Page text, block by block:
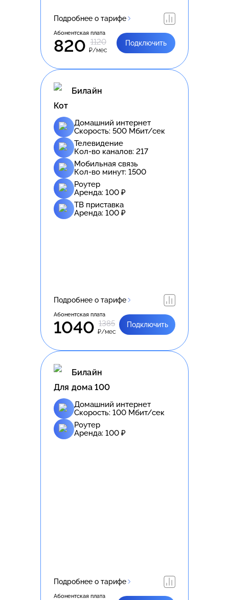
Подробнее о тарифе
Абонентская плата
820 1120
₽/мес
Подключить
Билайн
Кот
Домашний интернет
Скорость: 500 Мбит/сек
Телевидение
Кол-во каналов: 217
Мобильная связь
Кол-во минут: 1500
Роутер
Аренда: 100 ₽
ТВ приставка
Аренда: 100 ₽
Подробнее о тарифе
Абонентская плата
1040 1385
₽/мес
Подключить
Билайн
Для дома 100
Домашний интернет
Скорость: 100 Мбит/сек
Роутер
Аренда: 100 ₽
Подробнее о тарифе
Абонентская плата